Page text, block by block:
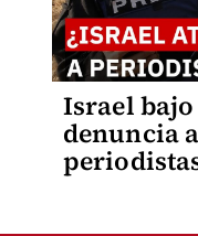
Israel
denuncia